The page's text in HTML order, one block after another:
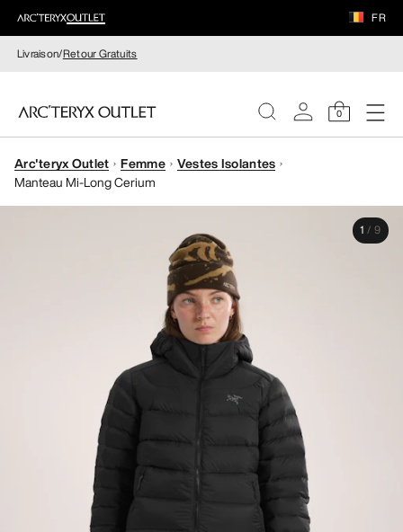
FR
Livraison/Retour Gratuits
0
FEMME
Arc'teryx Outlet Femme
Vestes Isolantes
Manteau Mi-Long Cerium
1 / 9